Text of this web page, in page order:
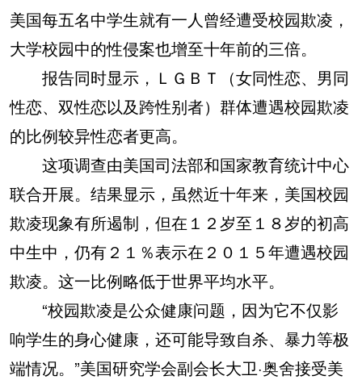
美国每五名中学生就有一人曾经遭受校园欺凌，
大学校园中的性侵案也增至十年前的三倍。
报告同时显示，ＬＧＢＴ（女同性恋、男同
性恋、双性恋以及跨性别者）群体遭遇校园欺凌
的比例较异性恋者更高。
这项调查由美国司法部和国家教育统计中心
联合开展。结果显示，虽然近十年来，美国校园
欺凌现象有所遏制，但在１２岁至１８岁的初高
中生中，仍有２１％表示在２０１５年遭遇校园
欺凌。这一比例略低于世界平均水平。
“校园欺凌是公众健康问题，因为它不仅影
响学生的身心健康，还可能导致自杀、暴力等极
端情况。”美国研究学会副会长大卫·奥舍接受美